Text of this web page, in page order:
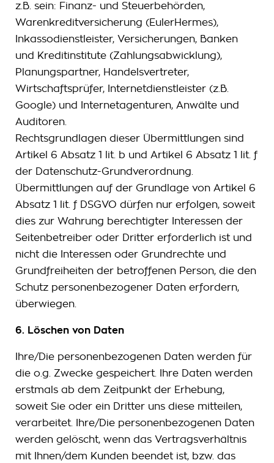
z.B. sein: Finanz- und Steuerbehörden,
Warenkreditversicherung (EulerHermes),
Inkassodienstleister, Versicherungen, Banken
und Kreditinstitute (Zahlungsabwicklung),
Planungspartner, Handelsvertreter,
Wirtschaftsprüfer, Internetdienstleister (z.B.
Google) und Internetagenturen, Anwälte und
Auditoren.
Rechtsgrundlagen dieser Übermittlungen sind
Artikel 6 Absatz 1 lit. b und Artikel 6 Absatz 1 lit. f
der Datenschutz-Grundverordnung.
Übermittlungen auf der Grundlage von Artikel 6
Absatz 1 lit. f DSGVO dürfen nur erfolgen, soweit
dies zur Wahrung berechtigter Interessen der
Seitenbetreiber oder Dritter erforderlich ist und
nicht die Interessen oder Grundrechte und
Grundfreiheiten der betroffenen Person, die den
Schutz personenbezogener Daten erfordern,
überwiegen.
6. Löschen von Daten
Ihre/Die personenbezogenen Daten werden für
die o.g. Zwecke gespeichert. Ihre Daten werden
erstmals ab dem Zeitpunkt der Erhebung,
soweit Sie oder ein Dritter uns diese mitteilen,
verarbeitet. Ihre/Die personenbezogenen Daten
werden gelöscht, wenn das Vertragsverhältnis
mit Ihnen/dem Kunden beendet ist, bzw. das